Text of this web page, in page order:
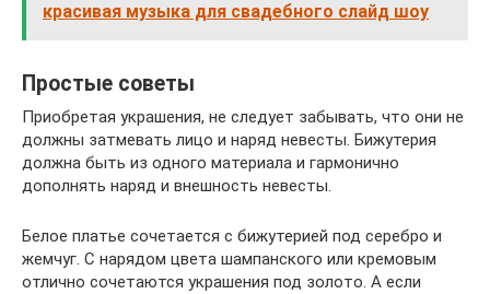
красивая музыка для свадебного слайд шоу
Простые советы
Приобретая украшения, не следует забывать, что они не
должны затмевать лицо и наряд невесты. Бижутерия
должна быть из одного материала и гармонично
дополнять наряд и внешность невесты.
Белое платье сочетается с бижутерией под серебро и
жемчуг. С нарядом цвета шампанского или кремовым
отлично сочетаются украшения под золото. А если